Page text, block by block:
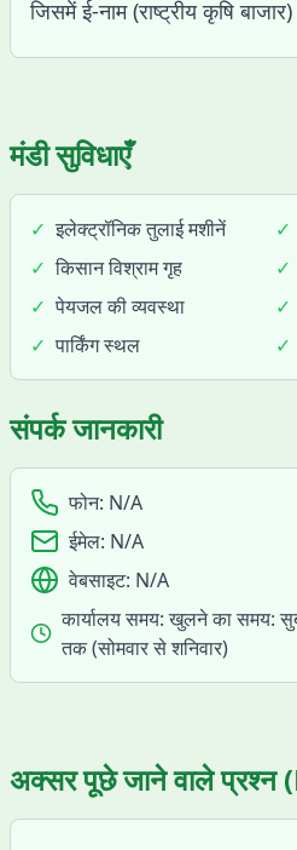
जिसमें ई-नाम (राष्ट्रीय कृषि
मंडी सुविधाएँ
✓ इलेक्ट्रॉनिक तुलाई मशीनें ✓
✓ किसान विश्राम गृह ✓
✓ पेयजल की व्यवस्था ✓
✓ पार्किंग स्थल ✓
संपर्क जानकारी
फोन: N/A
ईमेल: N/A
वेबसाइट: N/A
कार्यालय समय:खुलने का समय:
तक (सोमवार से शनिवार)
अक्सर पूछे जाने वाले प्रश्न